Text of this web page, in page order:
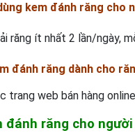
kem đánh răng cho
răng ít nhất 2 lần/ngày,
đánh răng dành cho
trang web bán hàng
đánh răng cho